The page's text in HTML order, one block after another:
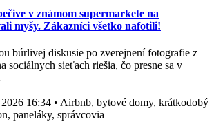
v známom supermarkete na
myšy. Zákazníci všetko nafotili!
búrlivej diskusie po zverejnení fotografie z
sociálnych sieťach riešia, čo presne sa v
16:34 • Airbnb, bytové domy, krátkodobý
paneláky, správcovia